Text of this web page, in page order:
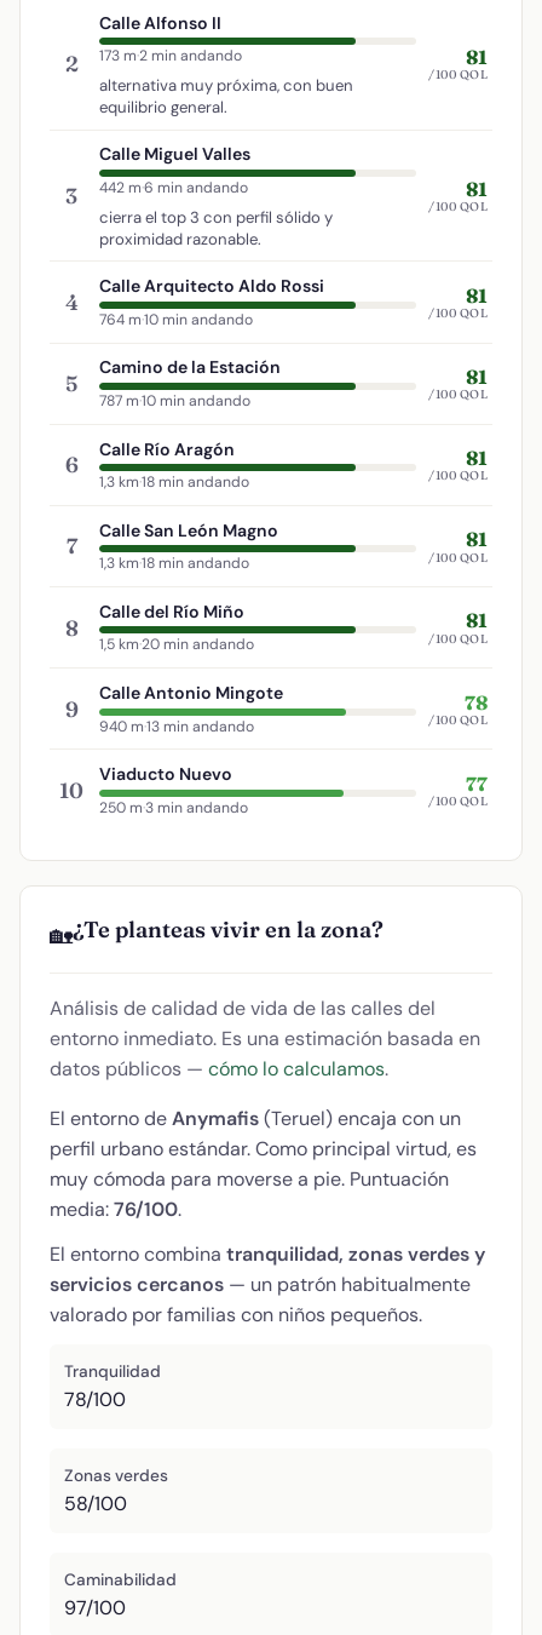
2
Calle Alfonso II
173 m·2 min andando
alternativa muy próxima, con buen
equilibrio general.
81
/100 QOL
3
Calle Miguel Valles
442 m·6 min andando
cierra el top 3 con perfil sólido y
proximidad razonable.
81
/100 QOL
4
Calle Arquitecto Aldo Rossi
764 m·10 min andando
81
/100 QOL
5
Camino de la Estación
787 m·10 min andando
81
/100 QOL
6
Calle Río Aragón
1,3 km·18 min andando
81
/100 QOL
7
Calle San León Magno
1,3 km·18 min andando
81
/100 QOL
8
Calle del Río Miño
1,5 km·20 min andando
81
/100 QOL
9
Calle Antonio Mingote
940 m·13 min andando
78
/100 QOL
10
Viaducto Nuevo
250 m·3 min andando
77
/100 QOL
🏡¿Te planteas vivir en la zona?
Análisis de calidad de vida de las calles del
entorno inmediato. Es una estimación basada en
datos públicos — cómo lo calculamos.
El entorno deAnymafis(Teruel) encaja con un
perfil urbano estándar. Como principal virtud, es
muy cómoda para moverse a pie. Puntuación
media:76/100.
El entorno combina tranquilidad, zonas verdes y
servicios cercanos — un patrón habitualmente
valorado por familias con niños pequeños.
Tranquilidad
78/100
Zonas verdes
58/100
Caminabilidad
97/100